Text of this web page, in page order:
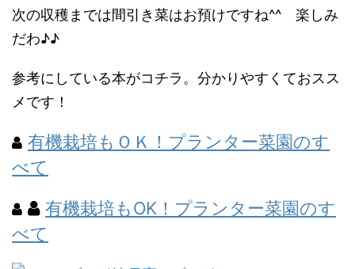
次の収穫までは間引き菜はお預けですね^^ 楽しみ
だわ♪♪
参考にしている本がコチラ。分かりやすくておスス
メです！
有機栽培もＯＫ！プランター菜園のす
べて
有機栽培もOK！プランター菜園のす
べて